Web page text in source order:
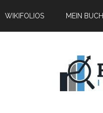
WIKIFOLIOS MEIN BUCH